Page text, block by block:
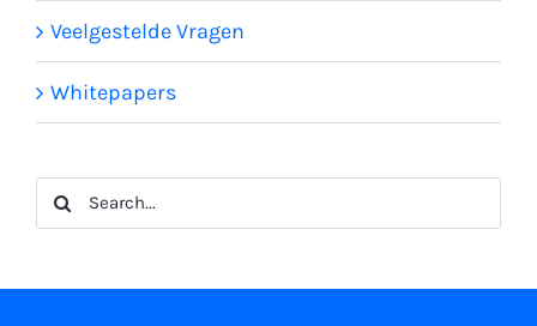
Veelgestelde Vragen
Whitepapers
Search
for: